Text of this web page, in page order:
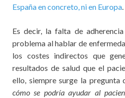
España en concreto, ni en Europa.
Es decir, la falta de
problema al hablar de
los costes indirectos que
resultados de salud que el
ello, siempre surge la pregunta
cómo se podría ayudar al